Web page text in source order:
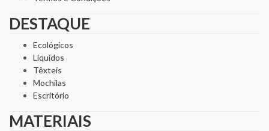
DESTAQUE
Ecológicos
Líquidos
Têxteis
Mochilas
Escritório
MATERIAIS